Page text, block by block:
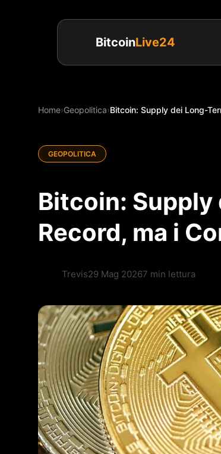
BitcoinLive24
Home›Geopolitica›Bitcoin: Supply dei Long-
GEOPOLITICA
Bitcoin: Supply
Record, ma i
Trevis29 Mag 20267 min lettura